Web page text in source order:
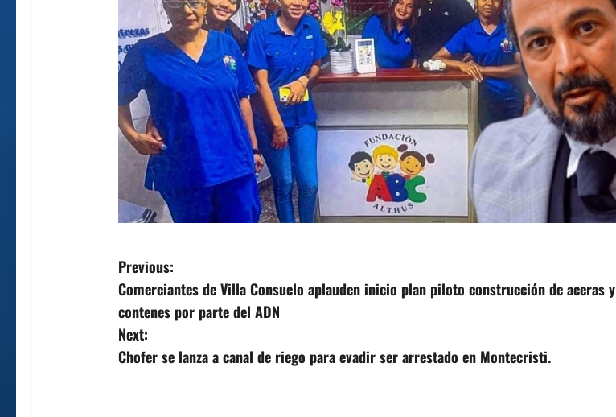
P
o
s
t
Previous:
Comerciantes de Villa Consuelo aplauden inicio plan piloto construcción de aceras y
contenes por parte del ADN
Next:
Chofer se lanza a canal de riego para evadir ser arrestado en Montecristi.